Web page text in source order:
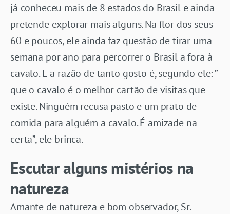
já conheceu mais de 8 estados do Brasil e ainda
pretende explorar mais alguns. Na flor dos seus
60 e poucos, ele ainda faz questão de tirar uma
semana por ano para percorrer o Brasil a fora à
cavalo. E a razão de tanto gosto é, segundo ele: ”
que o cavalo é o melhor cartão de visitas que
existe. Ninguém recusa pasto e um prato de
comida para alguém a cavalo. É amizade na
certa”, ele brinca.
Escutar alguns mistérios na
natureza
Amante de natureza e bom observador, Sr.